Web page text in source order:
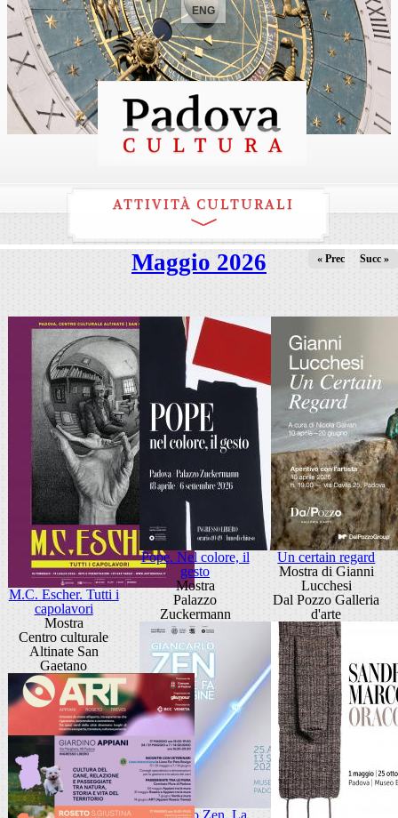
ENG
ATTIVITÀ CULTURALI
Maggio 2026 « Prec Succ »
M.C. Escher. Tutti i
capolavori
Mostra
Centro culturale
Altinate San
Gaetano
Pope. Nel colore, il
gesto
Mostra
Palazzo
Zuckermann
Un certain regard
Mostra di Gianni
Lucchesi
Dal Pozzo Galleria
d'arte
Giancarlo Zen. La